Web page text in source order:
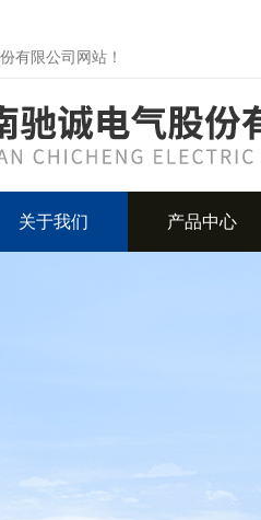
有限公司网站！
关于我们 产品中心